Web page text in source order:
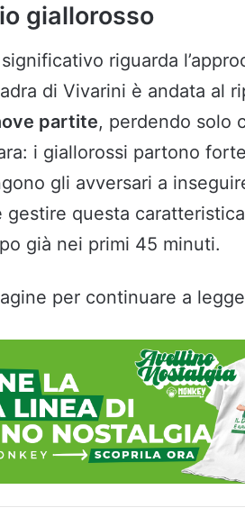
giallorosso
riguarda
di Vivarini è andata al
partite, perdendo solo
i giallorossi partono
gli avversari a
gestire questa
già nei primi 45 minuti.
per continuare a